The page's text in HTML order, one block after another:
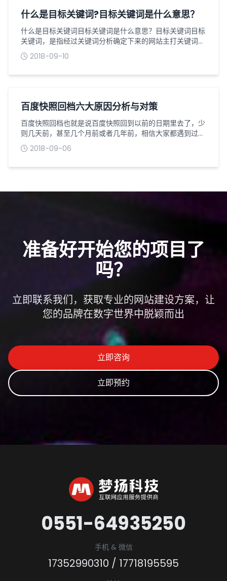
重要的一块，由于它决议了后期优化工作...
什么是目标关键词?目标关键词是什么意思？
什么是目标关键词目标关键词是什么意思？目标关键词目标
关键词，是指经过关键词分析确定下来的网站主打关键词，
简而言之，网站产品和服务的目标客户最可能用来搜索的关
键词。目标关键词主要具有以下特征：1、目标关键词一般
目的稳定搜索量与关注度。4、搜索目标...
2018-09-10
百度快照回档六大原因分析与对策
百度快照回档也就是说百度快照回到以前的日期里去了，少
则几天前，甚至几个月前或者几年前，相信大家都遇到过，
下面小编根据本人的经验总结快照回档有以下六大原因：
一、网站改版或更改了网站的标题、关键词等信息，特别是
照例先查看综合信息，快照回到了十天前，...
2018-09-06
准备好开始您的项目了
吗？
立即联系我们，获取专业的网站建设方案，让
您的品牌在数字世界中脱颖而出
立即咨询
立即预约
0551-64935250
手机 & 微信
17352990310 / 17718195595